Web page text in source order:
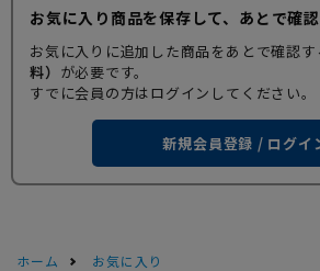
お気に入り商品を保存して、あとで確
お気に入りに追加した商品をあとで確認す
料） が必要です。
すでに会員の方はログインしてください。
新規会員登録 / ログイ
ホーム お気に入り